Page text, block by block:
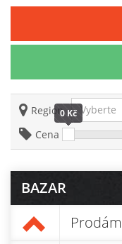
Region
Vyberte
Cena
0 Kč
BAZAR
Prodám